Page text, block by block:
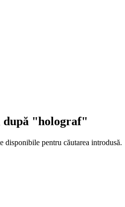
după "holograf"
disponibile pentru căutarea introdusă.